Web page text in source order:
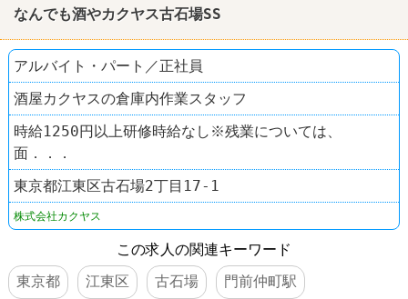
なんでも酒やカクヤス古石場SS
アルバイト・パート／正社員
酒屋カクヤスの倉庫内作業スタッフ
時給1250円以上研修時給なし※残業については、
面．．．
東京都江東区古石場2丁目17-1
株式会社カクヤス
この求人の関連キーワード
東京都
江東区 古石場 門前仲町駅